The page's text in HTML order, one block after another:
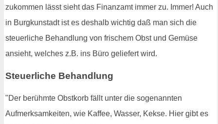
zukommen lässt sieht das Finanzamt immer zu. Immer! Auch
in Burgkunstadt ist es deshalb wichtig daß man sich die
steuerliche Behandlung von frischem Obst und Gemüse
ansieht, welches z.B. ins Büro geliefert wird.
Steuerliche Behandlung
"Der berühmte Obstkorb fällt unter die sogenannten
Aufmerksamkeiten, wie Kaffee, Wasser, Kekse. Hier gibt es